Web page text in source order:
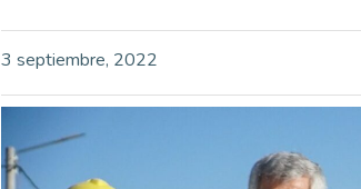
3 septiembre, 2022